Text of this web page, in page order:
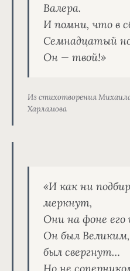
Валера.
И помни, что в
Семнадцатый
Он — твой!»
Из стихотворения
Харламова
«И как ни
меркнут,
Они на фоне
Он был
был свергнут…